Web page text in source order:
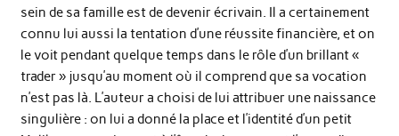
sein de sa famille est de devenir écrivain. Il a certainement
connu lui aussi la tentation d’une réussite financière, et on
le voit pendant quelque temps dans le rôle d’un brillant «
trader » jusqu’au moment où il comprend que sa vocation
n’est pas là. L’auteur a choisi de lui attribuer une naissance
singulière : on lui a donné la place et l’identité d’un petit